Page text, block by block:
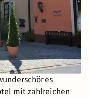
mit zahlreichen